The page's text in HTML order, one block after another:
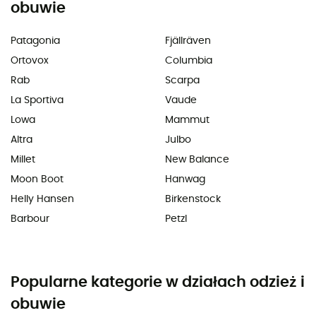
obuwie
Patagonia
Ortovox
Rab
La Sportiva
Lowa
Altra
Millet
Moon Boot
Helly Hansen
Barbour
Fjällräven
Columbia
Scarpa
Vaude
Mammut
Julbo
New Balance
Hanwag
Birkenstock
Petzl
Popularne kategorie w działach odzież i
obuwie